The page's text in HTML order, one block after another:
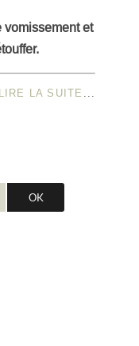
vomissement et
LIRE LA SUITE ...